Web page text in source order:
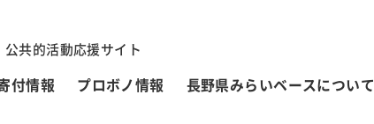
公共的活動応援サイト
付情報 プロボノ情報 長野県みらいベースについて